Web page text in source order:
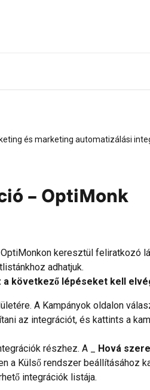
és marketing automatizálási
– OptiMonk
keresztül feliratkozó
adhatjuk.
következő lépéseket kell
A Kampányok oldalon
az integrációt, és kattints a
részhez. A _
Hová
a Külső rendszer beállításához
integrációk listája.